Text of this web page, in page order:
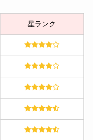
星ランク